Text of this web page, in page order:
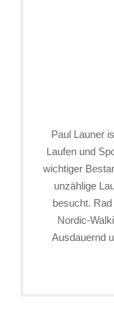
Paul Launer
Laufen und
wichtiger
unzählige
besucht.
Nordic-
Ausdauernd